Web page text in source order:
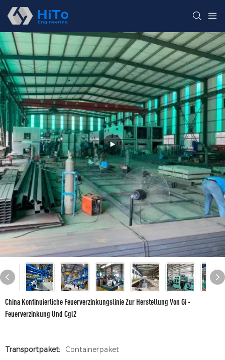
China Kontinuierliche Feuerverzinkungslinie Zur Herstellung Von Gi -
Feuerverzinkung Und Cgl2
Transportpaket:
Containerpaket